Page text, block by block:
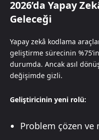
2026’da Yapay
Geleceği
Yapay zekâ kodlama
geliştirme sürecinin
durumda. Ancak asıl
değişimde gizli.
Geliştiricinin yeni rolü:
Problem çözen